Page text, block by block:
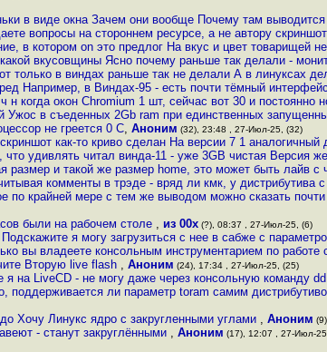
в виде окна Зачем они вообще Почему там выводится
вопросы на стороннем ресурсе, а не автору
в котором on это предлог На вкус и цвет товарищей
вкусовщины Ясно почему раньше так делали -
только в виндах раньше так не делали А в линуксах
Например, в Виндах-95 - есть почти тёмный
н когда окон Chromium 1 шт, сейчас вот 30 и постоянно
Ужос в съеденных 2Gb ram при единственных
не греется 0 C, Аноним (32), 23:48 , 27-Июл-25, (32)
как-то криво сделан На версии 7 1 аналогичный
что удивлять читал винда-11 - уже 3GB чистая Версия
размер и такой же размер home, это может быть лайв с
комменты в трэде - вряд ли кмк, у дистрибутива с
по крайней мере с тем же выводом можно сказать
были на рабочем столе , из 00х (?), 08:37 , 27-Июл-25, (6)
я могу загрузиться с нее в сабже с
вы владеете консольным инструментарием по
Вторую live flash , Аноним (24), 17:34 , 27-Июл-25, (25)
я на LiveCD - не могу даже через консольную команду
поддерживается ли параметр toram самим
Хочу Линукс ядро с закругленными углами , Аноним
- станут закруглёнными , Аноним (17), 12:07 , 27-Июл-